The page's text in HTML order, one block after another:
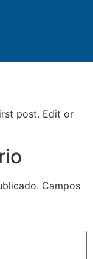
post. Edit or
Campos